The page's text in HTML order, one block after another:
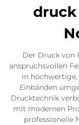
druck
Der Druck von
anspruchsvollen
in
Einbänden
Drucktechnik
mit modernen
professionelle